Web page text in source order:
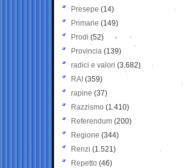
Presepe (14)
Primarie (149)
Prodi (52)
Provincia (139)
radici e valori (3.682)
RAI (359)
rapine (37)
Razzismo (1.410)
Referendum (200)
Regione (344)
Renzi (1.521)
Repetto (46)